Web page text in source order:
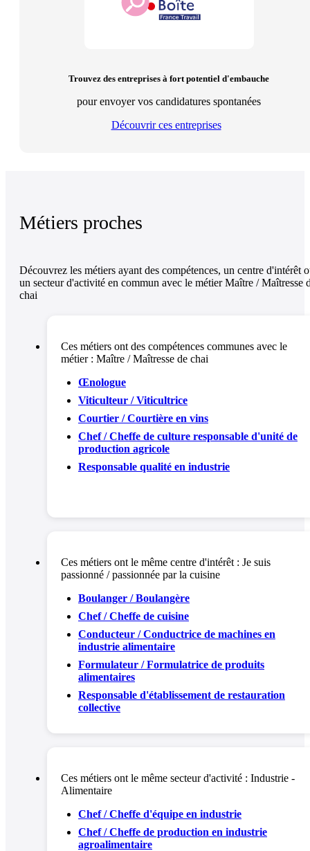
Trouvez des entreprises à fort potentiel d'embauche
pour envoyer vos candidatures spontanées
Découvrir ces entreprises
Métiers proches
Découvrez les métiers ayant des compétences, un centre d'intérêt
un secteur d'activité en commun avec le métier Maître / Maîtresse
chai
Ces métiers ont des compétences communes avec le
métier : Maître / Maîtresse de chai
Œnologue
Viticulteur / Viticultrice
Courtier / Courtière en vins
Chef / Cheffe de culture responsable d'unité de
production agricole
Responsable qualité en industrie
Ces métiers ont le même centre d'intérêt : Je suis
passionné / passionnée par la cuisine
Boulanger / Boulangère
Chef / Cheffe de cuisine
Conducteur / Conductrice de machines en
industrie alimentaire
Formulateur / Formulatrice de produits
alimentaires
Responsable d'établissement de restauration
collective
Ces métiers ont le même secteur d'activité : Industrie -
Alimentaire
Chef / Cheffe d'équipe en industrie
Chef / Cheffe de production en industrie
agroalimentaire